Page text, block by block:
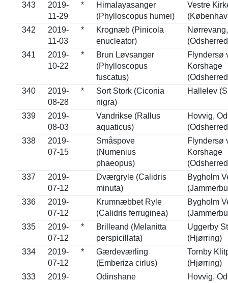
343
2019-
11-29
*
Himalayasanger
(Phylloscopus humei)
Vestre
342
2019-
11-03
*
Krognæb (Pinicola
enucleator)
341
2019-
10-22
*
Brun Løvsanger
(Phylloscopus
fuscatus)
Flyndersø
Korshage
340
2019-
08-28
*
Sort Stork (Ciconia
nigra)
Hallelev
339
2019-
08-03
Vandrikse (Rallus
aquaticus)
Hovvig,
338
2019-
07-15
Småspove
(Numenius
phaeopus)
Flyndersø
Korshage
337
2019-
07-12
Dværgryle (Calidris
minuta)
Bygholm
336
2019-
07-12
Krumnæbbet Ryle
(Calidris ferruginea)
Bygholm
335
2019-
07-12
*
Brilleand (Melanitta
perspicillata)
Uggerby
(Hjørring)
334
2019-
07-12
*
Gærdeværling
(Emberiza cirlus)
Tornby
(Hjørring)
333
2019-
Odinshane
Hovvig,